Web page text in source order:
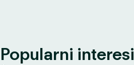
Popularni